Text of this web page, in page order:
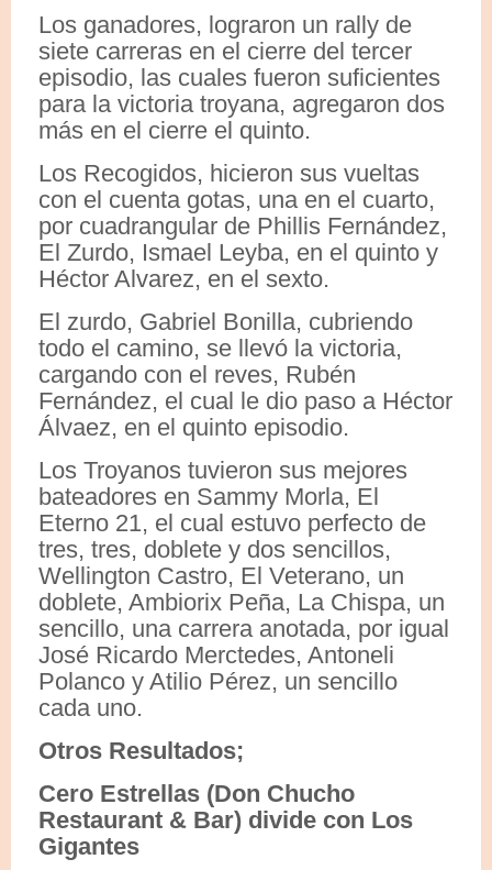
Los ganadores, lograron un rally de
siete carreras en el cierre del tercer
episodio, las cuales fueron suficientes
para la victoria troyana, agregaron dos
más en el cierre el quinto.
Los Recogidos, hicieron sus vueltas
con el cuenta gotas, una en el cuarto,
por cuadrangular de Phillis Fernández,
El Zurdo, Ismael Leyba, en el quinto y
Héctor Alvarez, en el sexto.
El zurdo, Gabriel Bonilla, cubriendo
todo el camino, se llevó la victoria,
cargando con el reves, Rubén
Fernández, el cual le dio paso a Héctor
Álvaez, en el quinto episodio.
Los Troyanos tuvieron sus mejores
bateadores en Sammy Morla, El
Eterno 21, el cual estuvo perfecto de
tres, tres, doblete y dos sencillos,
Wellington Castro, El Veterano, un
doblete, Ambiorix Peña, La Chispa, un
sencillo, una carrera anotada, por igual
José Ricardo Merctedes, Antoneli
Polanco y Atilio Pérez, un sencillo
cada uno.
Otros Resultados;
Cero Estrellas (Don Chucho
Restaurant & Bar) divide con Los
Gigantes